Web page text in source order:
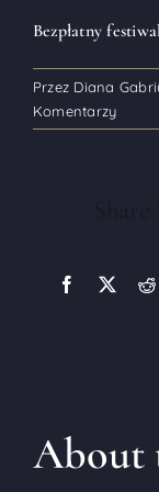
Bezpłatny
Przez Diana
Komentarzy
Facebook
X
About